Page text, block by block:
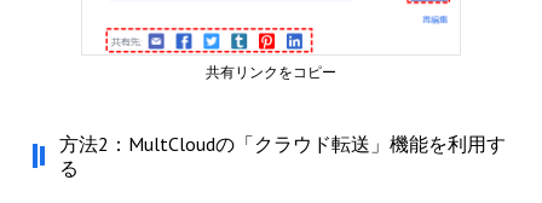
共有リンクをコピー
方法2：MultCloudの「クラウド転送」機能を利用す
る